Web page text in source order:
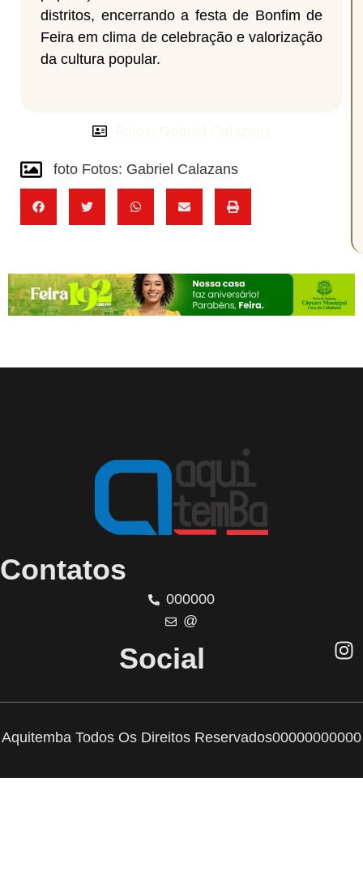
distritos, encerrando a festa de Bonfim de
Feira em clima de celebração e valorização
da cultura popular.
foto Fotos: Gabriel Calazans
Contatos
000000
@
Social
Aquitemba Todos Os Direitos Reservados00000000000